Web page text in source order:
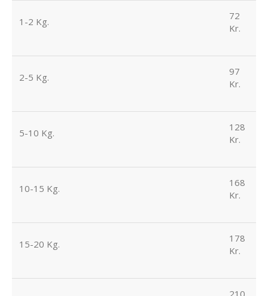
1-2 Kg.
72
Kr.
2-5 Kg.
97
Kr.
5-10 Kg.
128
Kr.
10-15 Kg.
168
Kr.
15-20 Kg.
178
Kr.
210